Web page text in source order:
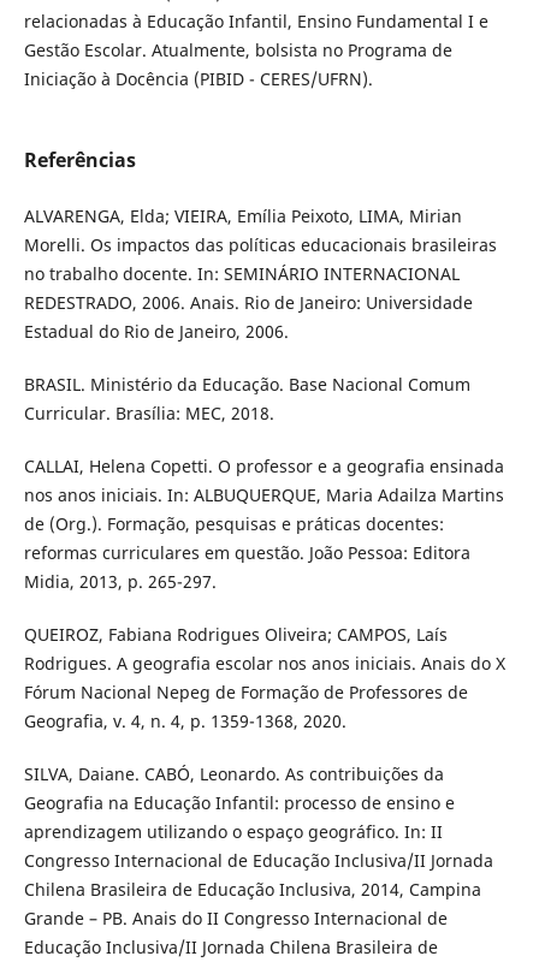
relacionadas à Educação Infantil, Ensino Fundamental I e
Gestão Escolar. Atualmente, bolsista no Programa de
Iniciação à Docência (PIBID - CERES/UFRN).
Referências
ALVARENGA, Elda; VIEIRA, Emília Peixoto, LIMA, Mirian
Morelli. Os impactos das políticas educacionais brasileiras
no trabalho docente. In: SEMINÁRIO INTERNACIONAL
REDESTRADO, 2006. Anais. Rio de Janeiro: Universidade
Estadual do Rio de Janeiro, 2006.
BRASIL. Ministério da Educação. Base Nacional Comum
Curricular. Brasília: MEC, 2018.
CALLAI, Helena Copetti. O professor e a geografia ensinada
nos anos iniciais. In: ALBUQUERQUE, Maria Adailza Martins
de (Org.). Formação, pesquisas e práticas docentes:
reformas curriculares em questão. João Pessoa: Editora
Midia, 2013, p. 265-297.
QUEIROZ, Fabiana Rodrigues Oliveira; CAMPOS, Laís
Rodrigues. A geografia escolar nos anos iniciais. Anais do X
Fórum Nacional Nepeg de Formação de Professores de
Geografia, v. 4, n. 4, p. 1359-1368, 2020.
SILVA, Daiane. CABÓ, Leonardo. As contribuições da
Geografia na Educação Infantil: processo de ensino e
aprendizagem utilizando o espaço geográfico. In: II
Congresso Internacional de Educação Inclusiva/II Jornada
Chilena Brasileira de Educação Inclusiva, 2014, Campina
Grande – PB. Anais do II Congresso Internacional de
Educação Inclusiva/II Jornada Chilena Brasileira de